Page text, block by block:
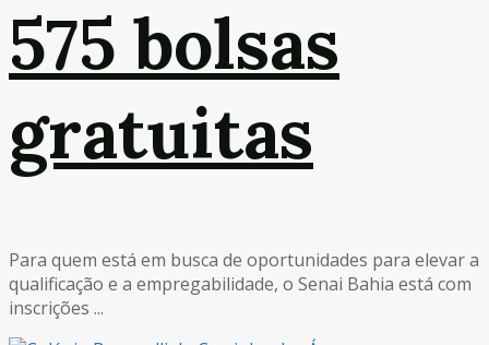
575 bolsas
gratuitas
Para quem está em busca de oportunidades para elevar a
qualificação e a empregabilidade, o Senai Bahia está com
inscrições ...